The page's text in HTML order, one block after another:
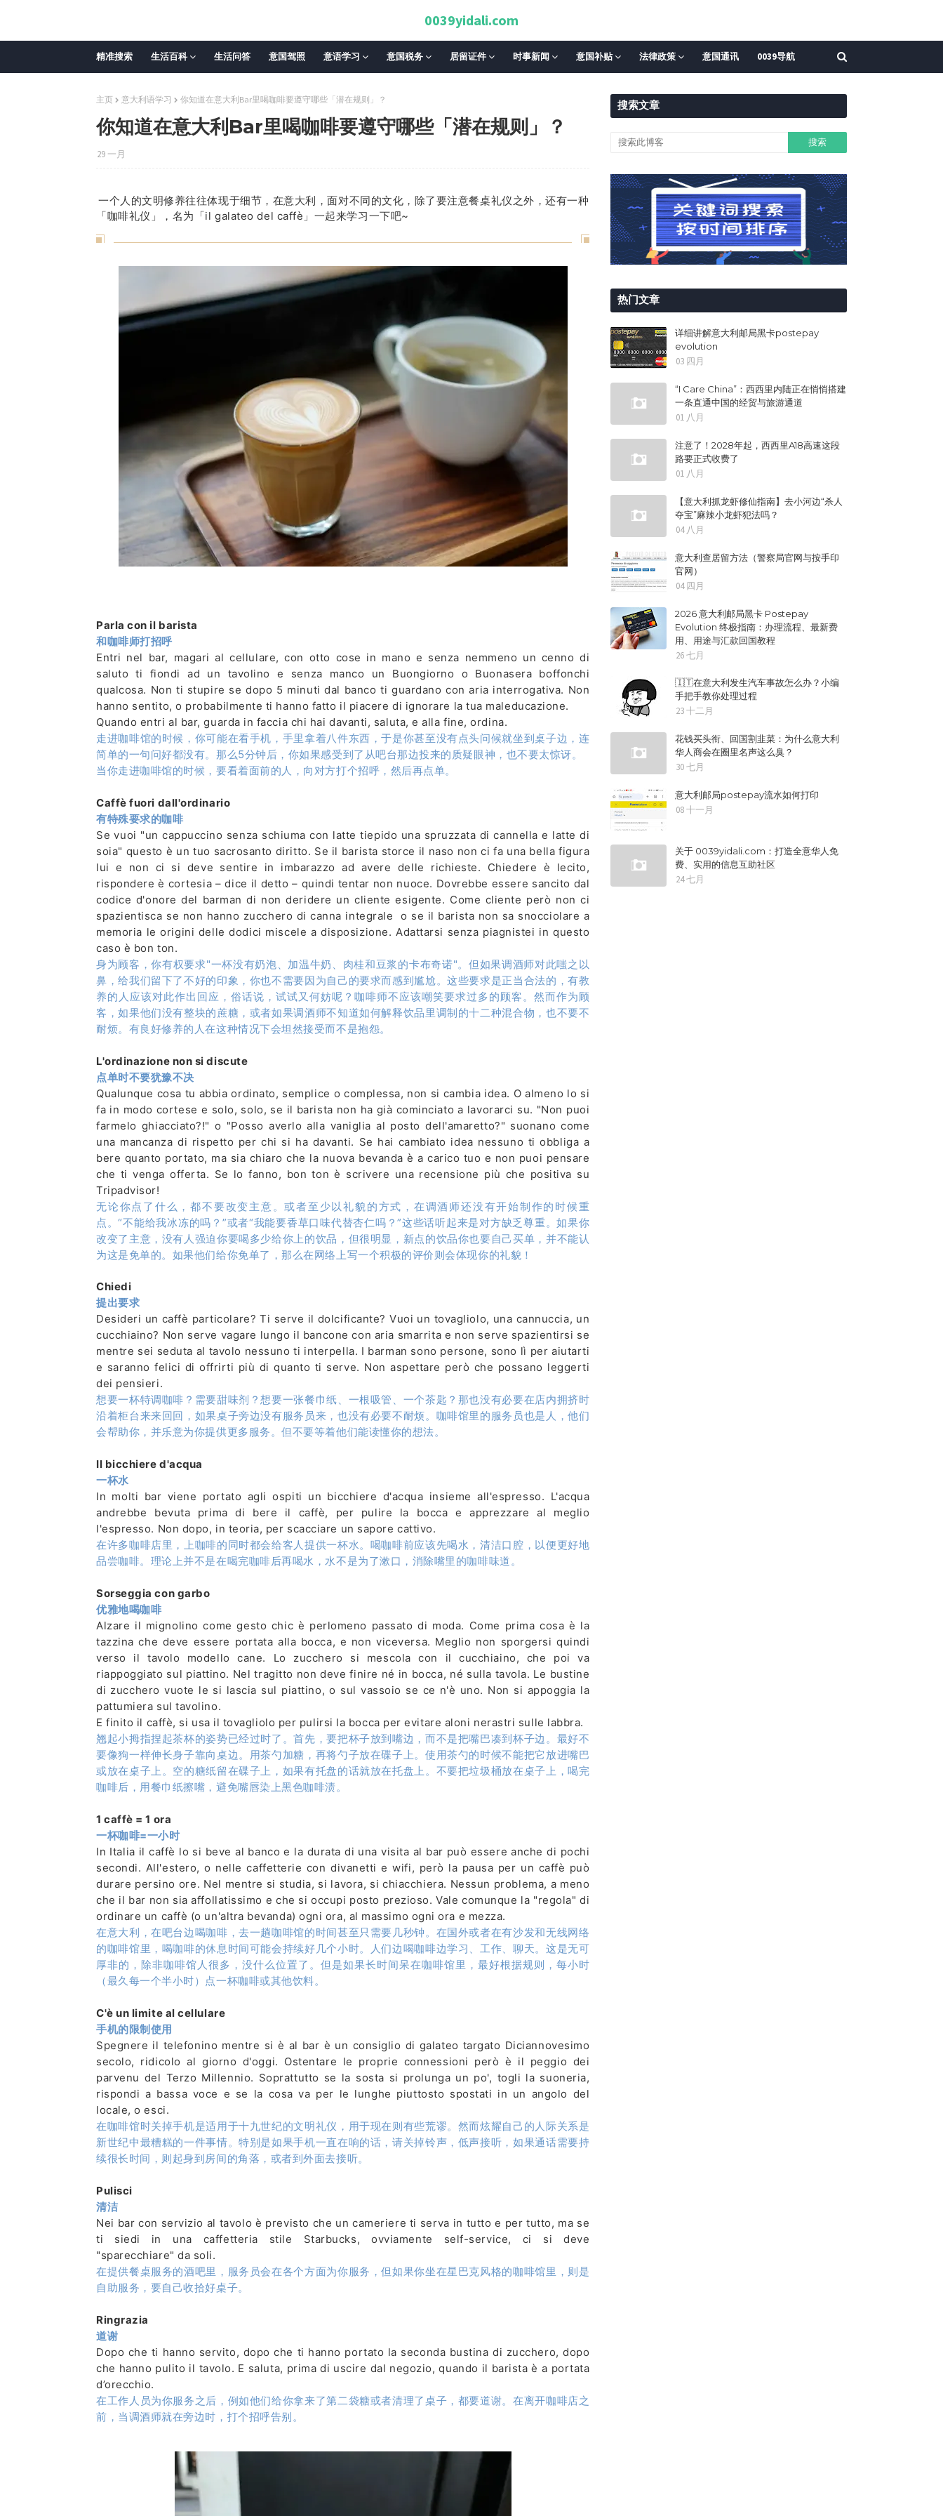
0039yidali.com
精准搜索 生活百科 生活问答 意国驾照 意语学习 意国税务 居留证件 时事新闻 意国补贴 法律政策 意国通讯 0039导航
主页 意大利语学习 你知道在意大利Bar里喝咖啡要遵守哪些「潜在规则」？
你知道在意大利Bar里喝咖啡要遵守哪些「潜在规则」？
29 一月
一个人的文明修养往往体现于细节，在意大利，面对不同的文化，除了要注意餐桌礼仪之外，还有一种
「咖啡礼仪」，名为「il galateo del caffè」一起来学习一下吧~
Parla con il barista
和咖啡师打招呼
Entri nel bar, magari al cellulare, con otto cose in mano e senza nemmeno un cenno di
saluto ti fiondi ad un tavolino e senza manco un Buongiorno o Buonasera boffonchi
qualcosa. Non ti stupire se dopo 5 minuti dal banco ti guardano con aria interrogativa. Non
hanno sentito, o probabilmente ti hanno fatto il piacere di ignorare la tua maleducazione.
Quando entri al bar, guarda in faccia chi hai davanti, saluta, e alla fine, ordina.
走进咖啡馆的时候，你可能在看手机，手里拿着八件东西，于是你甚至没有点头问候就坐到桌子边，连
简单的一句问好都没有。那么5分钟后，你如果感受到了从吧台那边投来的质疑眼神，也不要太惊讶。
当你走进咖啡馆的时候，要看着面前的人，向对方打个招呼，然后再点单。
Caffè fuori dall'ordinario
有特殊要求的咖啡
Se vuoi "un cappuccino senza schiuma con latte tiepido una spruzzata di cannella e latte di
soia" questo è un tuo sacrosanto diritto. Se il barista storce il naso non ci fa una bella figura
lui e non ci si deve sentire in imbarazzo ad avere delle richieste. Chiedere è lecito,
rispondere è cortesia – dice il detto – quindi tentar non nuoce. Dovrebbe essere sancito dal
codice d'onore del barman di non deridere un cliente esigente. Come cliente però non ci
spazientisca se non hanno zucchero di canna integrale o se il barista non sa snocciolare a
memoria le origini delle dodici miscele a disposizione. Adattarsi senza piagnistei in questo
caso è bon ton.
身为顾客，你有权要求"一杯没有奶泡、加温牛奶、肉桂和豆浆的卡布奇诺"。但如果调酒师对此嗤之以
鼻，给我们留下了不好的印象，你也不需要因为自己的要求而感到尴尬。这些要求是正当合法的，有教
养的人应该对此作出回应，俗话说，试试又何妨呢？咖啡师不应该嘲笑要求过多的顾客。然而作为顾
客，如果他们没有整块的蔗糖，或者如果调酒师不知道如何解释饮品里调制的十二种混合物，也不要不
耐烦。有良好修养的人在这种情况下会坦然接受而不是抱怨。
L'ordinazione non si discute
点单时不要犹豫不决
Qualunque cosa tu abbia ordinato, semplice o complessa, non si cambia idea. O almeno lo si
fa in modo cortese e solo, solo, se il barista non ha già cominciato a lavorarci su. "Non puoi
farmelo ghiacciato?!" o "Posso averlo alla vaniglia al posto dell'amaretto?" suonano come
una mancanza di rispetto per chi si ha davanti. Se hai cambiato idea nessuno ti obbliga a
bere quanto portato, ma sia chiaro che la nuova bevanda è a carico tuo e non puoi pensare
che ti venga offerta. Se lo fanno, bon ton è scrivere una recensione più che positiva su
Tripadvisor!
无论你点了什么，都不要改变主意。或者至少以礼貌的方式，在调酒师还没有开始制作的时候重
点。“不能给我冰冻的吗？”或者“我能要香草口味代替杏仁吗？”这些话听起来是对方缺乏尊重。如果你
改变了主意，没有人强迫你要喝多少给你上的饮品，但很明显，新点的饮品你也要自己买单，并不能认
为这是免单的。如果他们给你免单了，那么在网络上写一个积极的评价则会体现你的礼貌！
Chiedi
提出要求
Desideri un caffè particolare? Ti serve il dolcificante? Vuoi un tovagliolo, una cannuccia, un
cucchiaino? Non serve vagare lungo il bancone con aria smarrita e non serve spazientirsi se
mentre sei seduta al tavolo nessuno ti interpella. I barman sono persone, sono lì per aiutarti
e saranno felici di offrirti più di quanto ti serve. Non aspettare però che possano leggerti
dei pensieri.
想要一杯特调咖啡？需要甜味剂？想要一张餐巾纸、一根吸管、一个茶匙？那也没有必要在店内拥挤时
沿着柜台来来回回，如果桌子旁边没有服务员来，也没有必要不耐烦。咖啡馆里的服务员也是人，他们
会帮助你，并乐意为你提供更多服务。但不要等着他们能读懂你的想法。
Il bicchiere d'acqua
一杯水
In molti bar viene portato agli ospiti un bicchiere d'acqua insieme all'espresso. L'acqua
andrebbe bevuta prima di bere il caffè, per pulire la bocca e apprezzare al meglio
l'espresso. Non dopo, in teoria, per scacciare un sapore cattivo.
在许多咖啡店里，上咖啡的同时都会给客人提供一杯水。喝咖啡前应该先喝水，清洁口腔，以便更好地
品尝咖啡。理论上并不是在喝完咖啡后再喝水，水不是为了漱口，消除嘴里的咖啡味道。
Sorseggia con garbo
优雅地喝咖啡
Alzare il mignolino come gesto chic è perlomeno passato di moda. Come prima cosa è la
tazzina che deve essere portata alla bocca, e non viceversa. Meglio non sporgersi quindi
verso il tavolo modello cane. Lo zucchero si mescola con il cucchiaino, che poi va
riappoggiato sul piattino. Nel tragitto non deve finire né in bocca, né sulla tavola. Le bustine
di zucchero vuote le si lascia sul piattino, o sul vassoio se ce n'è uno. Non si appoggia la
pattumiera sul tavolino.
E finito il caffè, si usa il tovagliolo per pulirsi la bocca per evitare aloni nerastri sulle labbra.
翘起小拇指捏起茶杯的姿势已经过时了。首先，要把杯子放到嘴边，而不是把嘴巴凑到杯子边。最好不
要像狗一样伸长身子靠向桌边。用茶勺加糖，再将勺子放在碟子上。使用茶勺的时候不能把它放进嘴巴
或放在桌子上。空的糖纸留在碟子上，如果有托盘的话就放在托盘上。不要把垃圾桶放在桌子上，喝完
咖啡后，用餐巾纸擦嘴，避免嘴唇染上黑色咖啡渍。
1 caffè = 1 ora
一杯咖啡=一小时
In Italia il caffè lo si beve al banco e la durata di una visita al bar può essere anche di pochi
secondi. All'estero, o nelle caffetterie con divanetti e wifi, però la pausa per un caffè può
durare persino ore. Nel mentre si studia, si lavora, si chiacchiera. Nessun problema, a meno
che il bar non sia affollatissimo e che si occupi posto prezioso. Vale comunque la "regola" di
ordinare un caffè (o un'altra bevanda) ogni ora, al massimo ogni ora e mezza.
在意大利，在吧台边喝咖啡，去一趟咖啡馆的时间甚至只需要几秒钟。在国外或者在有沙发和无线网络
的咖啡馆里，喝咖啡的休息时间可能会持续好几个小时。人们边喝咖啡边学习、工作、聊天。这是无可
厚非的，除非咖啡馆人很多，没什么位置了。但是如果长时间呆在咖啡馆里，最好根据规则，每小时
（最久每一个半小时）点一杯咖啡或其他饮料。
C'è un limite al cellulare
手机的限制使用
Spegnere il telefonino mentre si è al bar è un consiglio di galateo targato Diciannovesimo
secolo, ridicolo al giorno d'oggi. Ostentare le proprie connessioni però è il peggio dei
parvenu del Terzo Millennio. Soprattutto se la sosta si prolunga un po', togli la suoneria,
rispondi a bassa voce e se la cosa va per le lunghe piuttosto spostati in un angolo del
locale, o esci.
在咖啡馆时关掉手机是适用于十九世纪的文明礼仪，用于现在则有些荒谬。然而炫耀自己的人际关系是
新世纪中最糟糕的一件事情。特别是如果手机一直在响的话，请关掉铃声，低声接听，如果通话需要持
续很长时间，则起身到房间的角落，或者到外面去接听。
Pulisci
清洁
Nei bar con servizio al tavolo è previsto che un cameriere ti serva in tutto e per tutto, ma se
ti siedi in una caffetteria stile Starbucks, ovviamente self-service, ci si deve
"sparecchiare" da soli.
在提供餐桌服务的酒吧里，服务员会在各个方面为你服务，但如果你坐在星巴克风格的咖啡馆里，则是
自助服务，要自己收拾好桌子。
Ringrazia
道谢
Dopo che ti hanno servito, dopo che ti hanno portato la seconda bustina di zucchero, dopo
che hanno pulito il tavolo. E saluta, prima di uscire dal negozio, quando il barista è a portata
d’orecchio.
在工作人员为你服务之后，例如他们给你拿来了第二袋糖或者清理了桌子，都要道谢。在离开咖啡店之
前，当调酒师就在旁边时，打个招呼告别。
搜索文章
热门文章
详细讲解意大利邮局黑卡postepay
evolution
03 四月
“I Care China”：西西里内陆正在悄悄搭建
一条直通中国的经贸与旅游通道
01 八月
注意了！2028年起，西西里A18高速这段
路要正式收费了
01 八月
【意大利抓龙虾修仙指南】去小河边“杀人
夺宝”麻辣小龙虾犯法吗？
04 八月
意大利查居留方法（警察局官网与按手印
官网）
04 四月
2026 意大利邮局黑卡 Postepay
Evolution 终极指南：办理流程、最新费
用、用途与汇款回国教程
26 七月
🇮🇹在意大利发生汽车事故怎么办？小编
手把手教你处理过程
23 十二月
花钱买头衔、回国割韭菜：为什么意大利
华人商会在圈里名声这么臭？
30 七月
意大利邮局postepay流水如何打印
08 十一月
关于 0039yidali.com：打造全意华人免
费、实用的信息互助社区
24 七月